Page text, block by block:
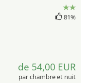
81%
de 54,00 EUR
par chambre et nuit